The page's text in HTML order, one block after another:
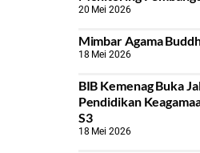
20 Mei 2026
Mimbar Agama
18 Mei 2026
BIB Kemenag Buka
Pendidikan
S3
18 Mei 2026